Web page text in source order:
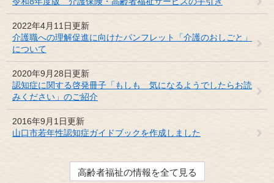
2022年4月11日更新
介護職への理解促進に向けたパンフレット「介護のおしごと」
について
2020年9月28日更新
認知症に関する啓発冊子「もしも 気になるようでしたらお読
みください」のご紹介
2016年9月1日更新
山口市若年性認知症ガイドブックを作成しました
高齢者福祉の情報を全て見る